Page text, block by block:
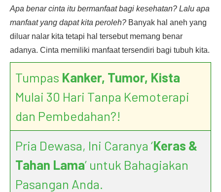
Apa benar cinta itu bermanfaat bagi kesehatan? Lalu apa
manfaat yang dapat kita peroleh? Banyak hal aneh yang
diluar nalar kita tetapi hal tersebut memang benar
adanya. Cinta memiliki manfaat tersendiri bagi tubuh kita.
Tumpas Kanker, Tumor, Kista
Mulai 30 Hari Tanpa Kemoterapi
dan Pembedahan?!
Pria Dewasa, Ini Caranya ‘Keras &
Tahan Lama’ untuk Bahagiakan
Pasangan Anda.